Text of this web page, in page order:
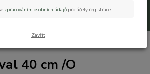
40 cm /O
zpracováním osobních údajů pro účely registrace.
Zavřít